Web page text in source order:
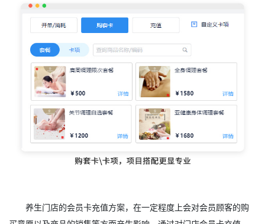
养生门店的会员卡充值方案，在一定程度上会对会员顾客的购